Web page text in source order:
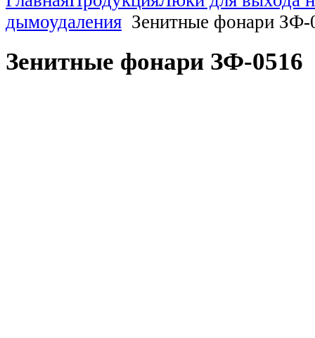
дымоудаления Зенитные фонари ЗФ-
Зенитные фонари ЗФ-0516